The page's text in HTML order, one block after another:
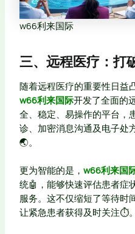
w66利来国际
三、远程医疗：打
随着远程医疗的重要性日益
w66利来国际开发了全面的
全、稳定、易操作的平台，
诊、加密消息沟通及电子处
🌏。
更为智能的是， w66利来国
统🤖，能够快速评估患者症
服务。这不仅缩短了等待时
让紧急患者获得及时关注⏱️。